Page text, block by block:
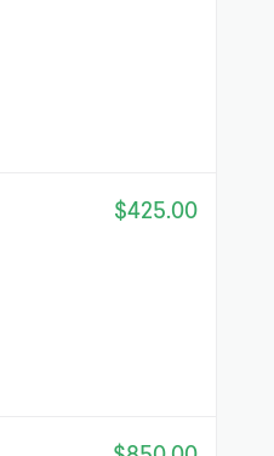
$425.00